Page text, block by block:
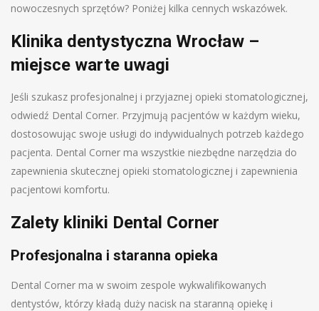
nowoczesnych sprzętów? Poniżej kilka cennych wskazówek.
Klinika dentystyczna Wrocław –
miejsce warte uwagi
Jeśli szukasz profesjonalnej i przyjaznej opieki stomatologicznej,
odwiedź Dental Corner. Przyjmują pacjentów w każdym wieku,
dostosowując swoje usługi do indywidualnych potrzeb każdego
pacjenta. Dental Corner ma wszystkie niezbędne narzędzia do
zapewnienia skutecznej opieki stomatologicznej i zapewnienia
pacjentowi komfortu.
Zalety kliniki Dental Corner
Profesjonalna i staranna opieka
Dental Corner ma w swoim zespole wykwalifikowanych
dentystów, którzy kładą duży nacisk na staranną opiekę i